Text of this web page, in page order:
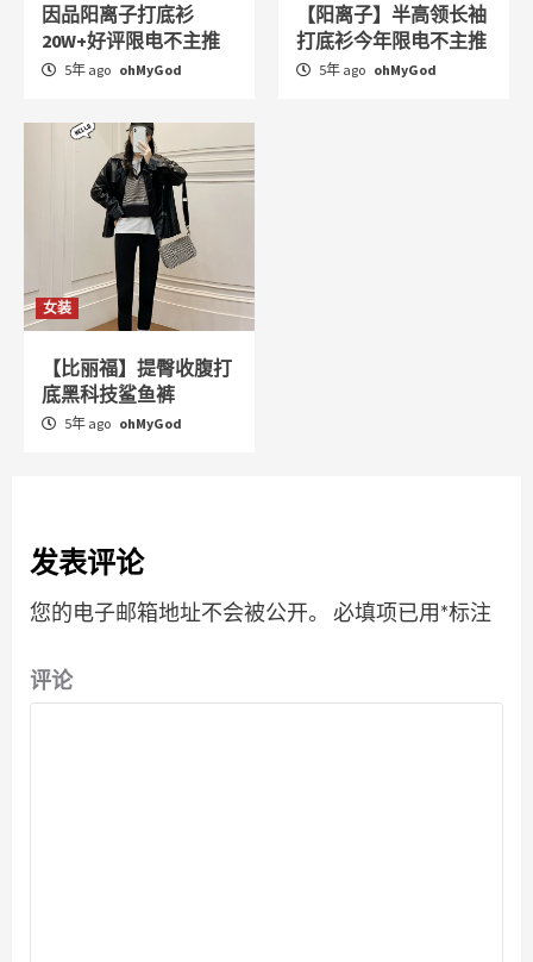
因品阳离子打底衫
20W+好评限电不主推
5年 ago ohMyGod
【阳离子】半高领长袖
打底衫今年限电不主推
5年 ago ohMyGod
女装
【比丽福】提臀收腹打
底黑科技鲨鱼裤
5年 ago ohMyGod
发表评论
您的电子邮箱地址不会被公开。 必填项已用*标注
评论